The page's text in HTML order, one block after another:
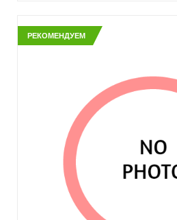
РЕКОМЕНДУЕМ